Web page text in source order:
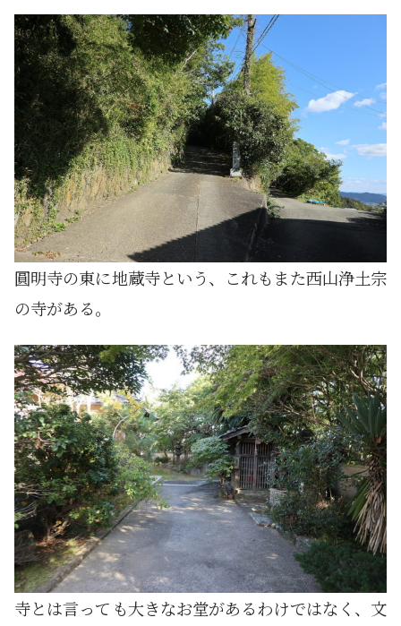
圓明寺の東に地蔵寺という、これもまた西山浄土宗
の寺がある。
寺とは言っても大きなお堂があるわけではなく、文